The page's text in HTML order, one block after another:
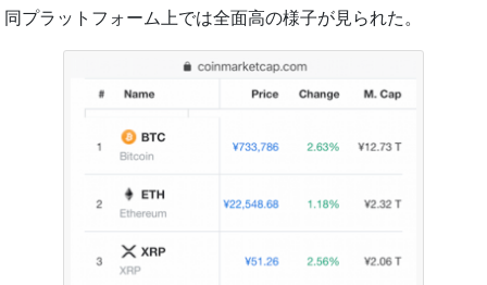
同プラットフォーム上では全面高の様子が見られた。